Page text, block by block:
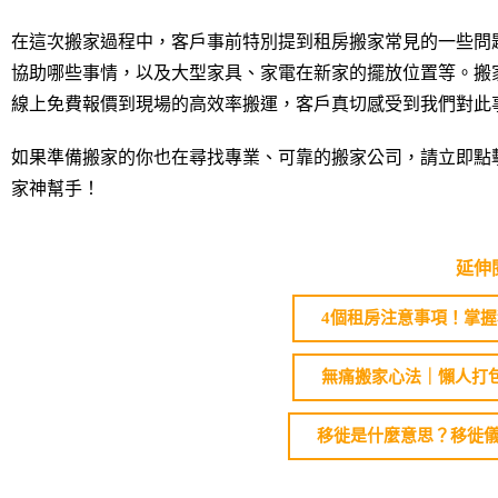
在這次搬家過程中，客戶事前特別提到租房搬家常見的一些
協助哪些事情，以及大型家具、家電在新家的擺放位置等。
線上免費報價到現場的高效率搬運，客戶真切感受到我們對此
如果準備搬家的你也在尋找專業、可靠的搬家公司，請立即
家神幫手！
延伸
4個租房注意事項！掌
無痛搬家心法｜懶人打
移徙是什麼意思？移徙